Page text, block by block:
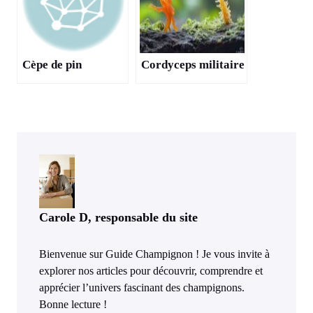
Cèpe de pin Cordyceps militaire
Carole D, responsable du site
Bienvenue sur Guide Champignon ! Je vous invite à
explorer nos articles pour découvrir, comprendre et
apprécier l’univers fascinant des champignons.
Bonne lecture !